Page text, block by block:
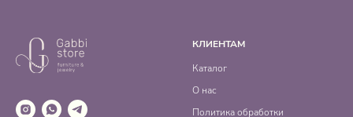
КЛИЕНТАМ
Каталог
О нас
Политика обработки